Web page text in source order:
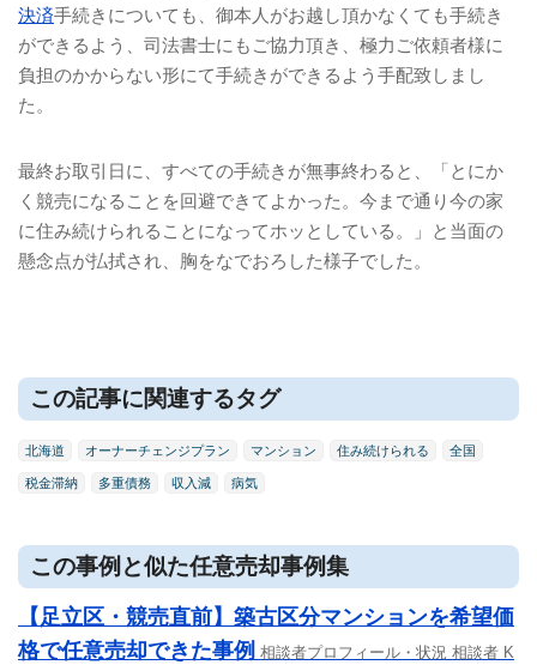
決済手続きについても、御本人がお越し頂かなくても手続き
ができるよう、司法書士にもご協力頂き、極力ご依頼者様に
負担のかからない形にて手続きができるよう手配致しまし
た。
最終お取引日に、すべての手続きが無事終わると、「とにか
く競売になることを回避できてよかった。今まで通り今の家
に住み続けられることになってホッとしている。」と当面の
懸念点が払拭され、胸をなでおろした様子でした。
この記事に関連するタグ
北海道 オーナーチェンジプラン マンション 住み続けられる 全国
税金滞納 多重債務 収入減 病気
この事例と似た任意売却事例集
【足立区・競売直前】築古区分マンションを希望価
格で任意売却できた事例 相談者プロフィール・状況 相談者 K